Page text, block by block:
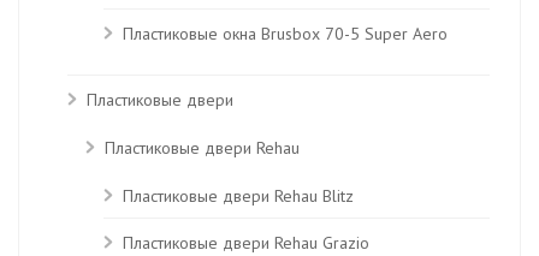
Пластиковые окна Brusbox 70-5 Super Aero
Пластиковые двери
Пластиковые двери Rehau
Пластиковые двери Rehau Blitz
Пластиковые двери Rehau Grazio